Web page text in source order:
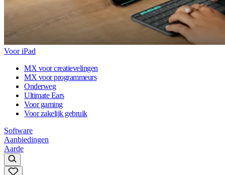
Voor iPad
MX voor creatievelingen
MX voor programmeurs
Onderweg
Ultimate Ears
Voor gaming
Voor zakelijk gebruik
Software
Aanbiedingen
Aarde